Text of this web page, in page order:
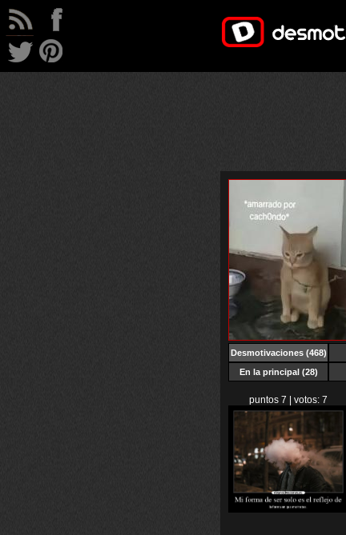
Desmotivaciones(468)
En la principal (28)
puntos 7 | votos: 7